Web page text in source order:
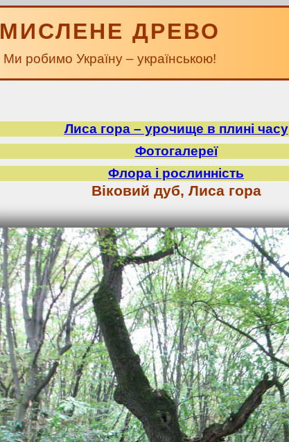
МИСЛЕНЕ ДРЕВО
Ми робимо Україну – українською!
Лиса гора – урочище в плині часу
Фотогалереї
Флора і рослинність
Віковий дуб, Лиса гора